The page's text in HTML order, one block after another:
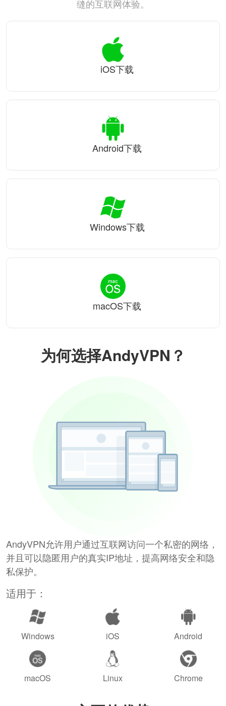
为何选择AndyVPN？
AndyVPN允许用户通过互联网访问一个私密的网络，
并且可以隐匿用户的真实IP地址，提高网络安全和隐
私保护。
适用于：
Windows iOS Android
macOS Linux Chrome
缝的互联网体验。
iOS下载
Android下载
Windows下载
macOS下载